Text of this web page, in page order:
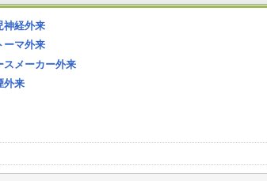
神経外来
ーマ外来
スメーカー外来
外来